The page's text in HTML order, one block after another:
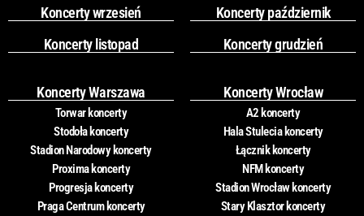
Koncerty wrzesień
Koncerty październik
Koncerty listopad
Koncerty grudzień
Koncerty Warszawa
Torwar koncerty
Stodoła koncerty
Stadion Narodowy koncerty
Proxima koncerty
Progresja koncerty
Praga Centrum koncerty
Koncerty Wrocław
A2 koncerty
Hala Stulecia koncerty
Łącznik koncerty
NFM koncerty
Stadion Wrocław koncerty
Stary Klasztor koncerty